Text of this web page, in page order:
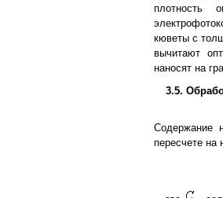
плотность
кюветы с
вычитают
наносят на
3.5.
Содержание
пересчете на